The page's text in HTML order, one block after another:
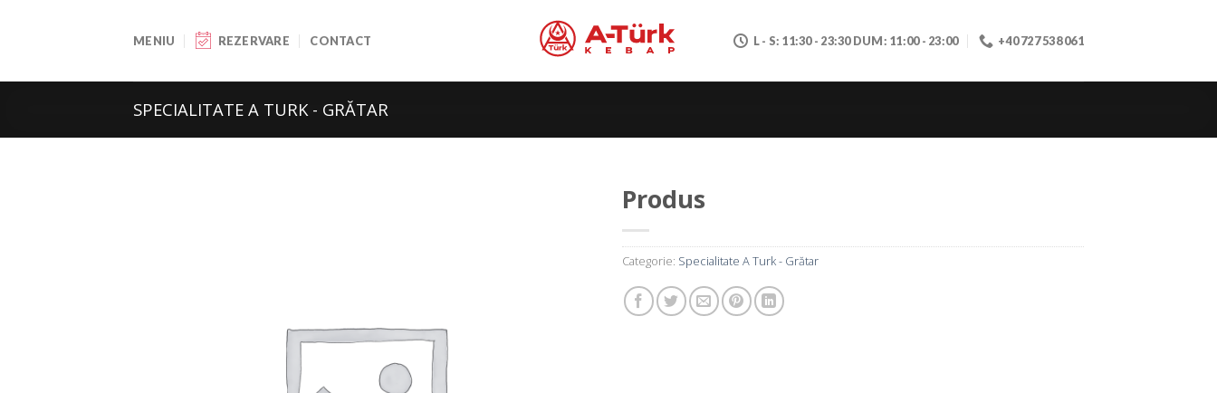
MENIU REZERVARE CONTACT L - S: 11:30 - 23:30 DUM: 11:00 - 23:00 +40 727 538 061
SPECIALITATE A TURK - GRĂTAR
Produs
Categorie: Specialitate A Turk - Grătar